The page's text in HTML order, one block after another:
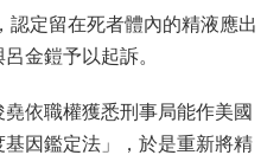
定留在死者體內的精液應出
金鎧予以起訴。
依職權獲悉刑事局能作美國
因鑑定法」，於是重新將精